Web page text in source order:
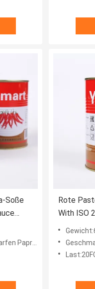
Soße
Paprikas
Rote
With ISO